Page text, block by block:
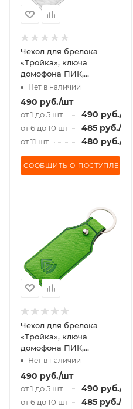
Чехол для брелока
«Тройка», ключа
домофона ПИК,
«Подорожник» белый
Нет в наличии
490 руб./шт
от 1 до 5 шт 490 руб./шт
от 6 до 10 шт 485 руб./шт
от 11 шт 480 руб./шт
СООБЩИТЬ О ПОСТУПЛЕНИИ
Чехол для брелока
«Тройка», ключа
домофона ПИК,
«Подорожник» зеленый
Нет в наличии
490 руб./шт
от 1 до 5 шт 490 руб./шт
от 6 до 10 шт 485 руб./шт